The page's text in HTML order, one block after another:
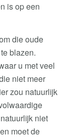
is op een
die oude
blazen.
u met veel
niet meer
zou natuurlijk
niet
moet de